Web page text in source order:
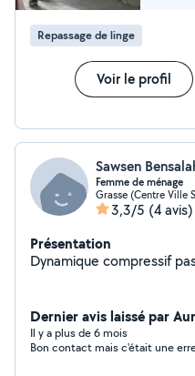
Repassage de linge
Voir le profil
Sawsen
Femme de ménage
Grasse (Centre Ville
3,3/5 (4 avis)
Présentation
Dynamique compressif
Dernier avis laissé par
Il y a plus de 6 mois
Bon contact mais c'était une